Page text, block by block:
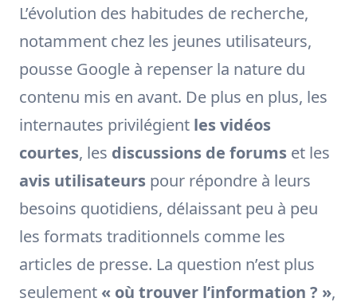
L’évolution des habitudes de recherche,
notamment chez les jeunes utilisateurs,
pousse Google à repenser la nature du
contenu mis en avant. De plus en plus, les
internautes privilégient les vidéos
courtes, les discussions de forums et les
avis utilisateurs pour répondre à leurs
besoins quotidiens, délaissant peu à peu
les formats traditionnels comme les
articles de presse. La question n’est plus
seulement « où trouver l’information ? »,